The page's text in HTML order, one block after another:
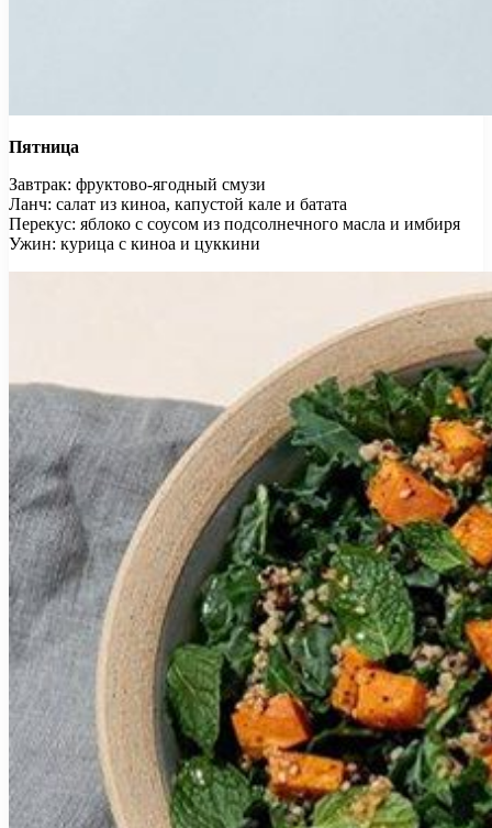
Пятница
Завтрак: фруктово-ягодный смузи
Ланч: салат из киноа, капустой кале и батата
Перекус: яблоко с соусом из подсолнечного масла и имбиря
Ужин: курица с киноа и цуккини